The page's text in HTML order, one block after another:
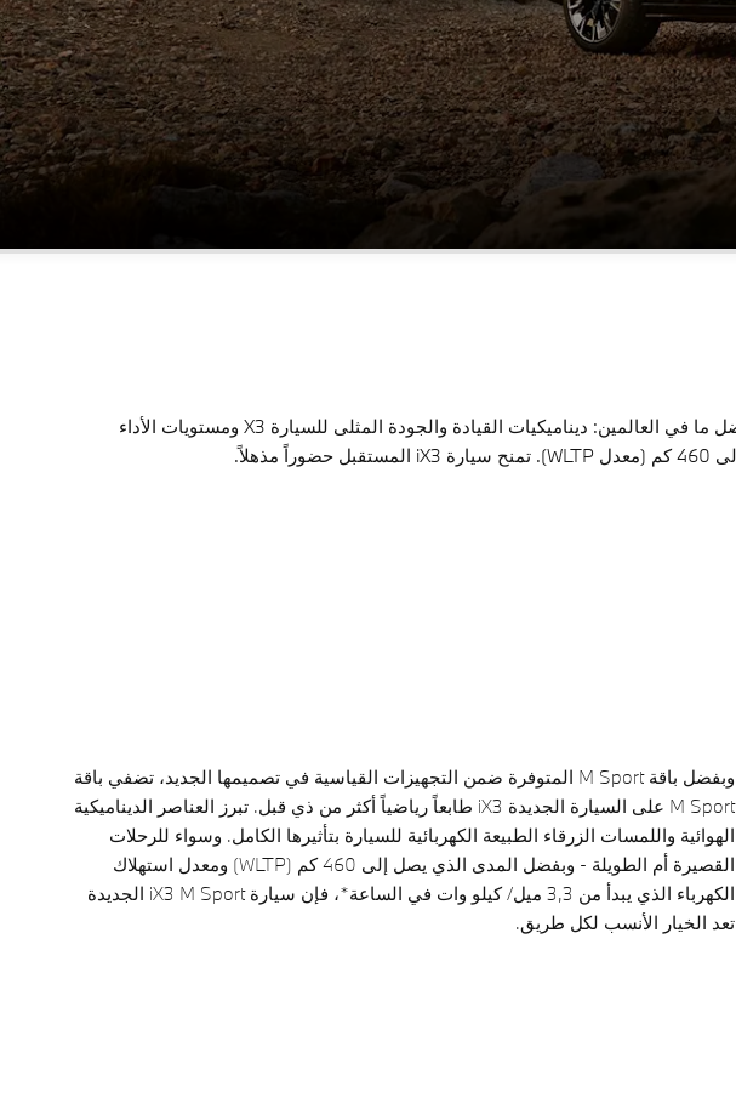
تبشر سيارة iX3 بعصر جديد لآلة القيادة الفائقة. اكتشف أول سيارة رياضية كهربائية بالكامل من BMW تجمع بين أفضل ما في العالمين: ديناميكيات القيادة والجودة المثلى للسيارة X3 ومستويات الأداء
وبفضل باقة M Sport المتوفرة ضمن التجهيزات القياسية في تصميمها الجديد، تضفي باقة
M Sport على السيارة الجديدة iX3 طابعاً رياضياً أكثر من ذي قبل. تبرز العناصر الديناميكية
الهوائية واللمسات الزرقاء الطبيعة الكهربائية للسيارة بتأثيرها الكامل. وسواء للرحلات
القصيرة أم الطويلة - وبفضل المدى الذي يصل إلى 460 كم (WLTP) ومعدل استهلاك
الكهرباء الذي يبدأ من 3,3 ميل/ كيلو وات في الساعة*، فإن سيارة iX3 M Sport الجديدة
تعد الخيار الأنسب لكل طريق.